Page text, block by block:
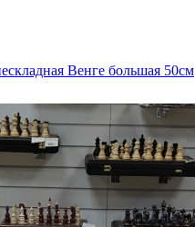
Венге большая 50см